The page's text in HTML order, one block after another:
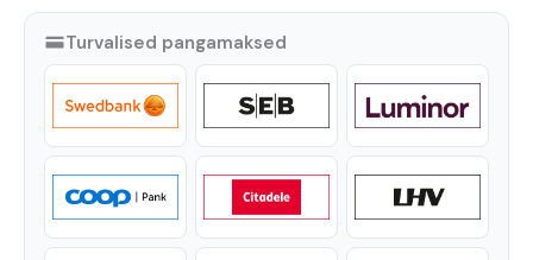
Turvalised pangamaksed